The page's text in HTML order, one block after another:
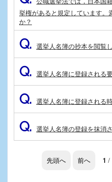
挙権があると規定しています。
か？
Q. 選挙人名簿の抄本を閲覧
Q. 選挙人名簿に登録される
Q. 選挙人名簿に登録される
Q. 選挙人名簿の登録を抹消
先頭へ 前へ 1 /